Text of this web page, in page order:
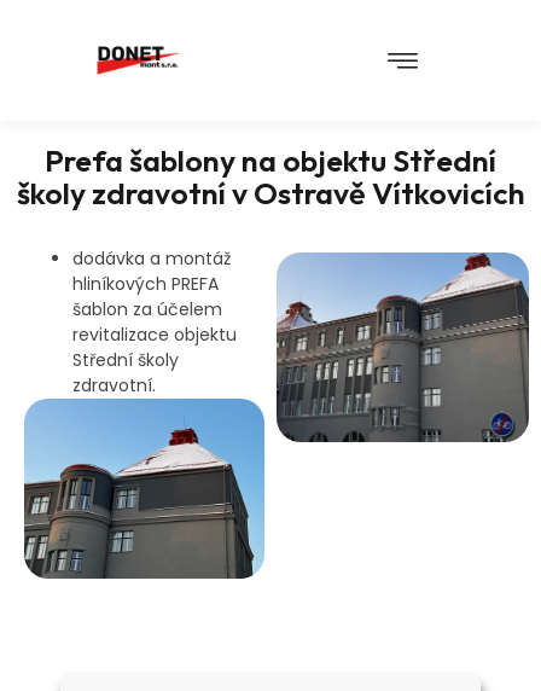
Prefa šablony na objektu Střední
školy zdravotní v Ostravě Vítkovicích​
dodávka a montáž
hliníkových PREFA
šablon za účelem
revitalizace objektu
Střední školy
zdravotní.